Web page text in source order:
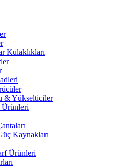
Kulaklıkları
& Yükselticiler
Ürünleri
Kaynakları
Ürünleri